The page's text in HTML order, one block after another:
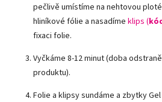
pečlivě umístíme na nehtovou
hliníkové fólie a nasadíme klips (
fixaci folie.
Vyčkáme 8-12 minut (doba
produktu).
Folie a klipsy sundáme a zbytky